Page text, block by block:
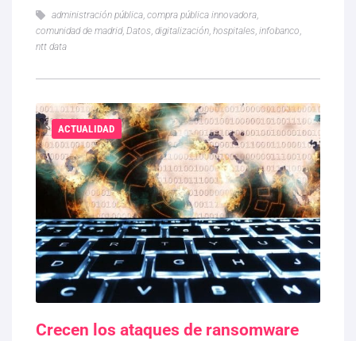
administración pública, compra pública innovadora,
comunidad de madrid, Datos, digitalización, hospitales, infobanco,
ntt data
ACTUALIDAD
Crecen los ataques de ransomware